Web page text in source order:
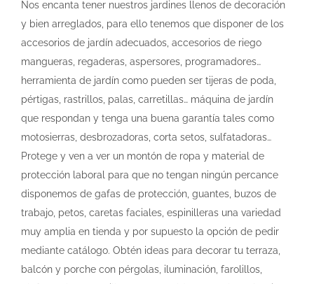
Nos encanta tener nuestros jardines llenos de decoración
y bien arreglados, para ello tenemos que disponer de los
accesorios de jardín adecuados, accesorios de riego
mangueras, regaderas, aspersores, programadores…
herramienta de jardín como pueden ser tijeras de poda,
pértigas, rastrillos, palas, carretillas… máquina de jardín
que respondan y tenga una buena garantía tales como
motosierras, desbrozadoras, corta setos, sulfatadoras…
Protege y ven a ver un montón de ropa y material de
protección laboral para que no tengan ningún percance
disponemos de gafas de protección, guantes, buzos de
trabajo, petos, caretas faciales, espinilleras una variedad
muy amplia en tienda y por supuesto la opción de pedir
mediante catálogo. Obtén ideas para decorar tu terraza,
balcón y porche con pérgolas, iluminación, farolillos,